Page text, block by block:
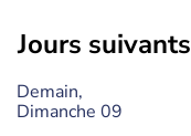
jours suivants
Demain,
Dimanche 09